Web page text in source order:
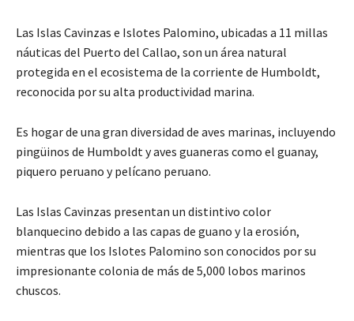
Las Islas Cavinzas e Islotes Palomino, ubicadas a 11 millas
náuticas del Puerto del Callao, son un área natural
protegida en el ecosistema de la corriente de Humboldt,
reconocida por su alta productividad marina.
Es hogar de una gran diversidad de aves marinas, incluyendo
pingüinos de Humboldt y aves guaneras como el guanay,
piquero peruano y pelícano peruano.
Las Islas Cavinzas presentan un distintivo color
blanquecino debido a las capas de guano y la erosión,
mientras que los Islotes Palomino son conocidos por su
impresionante colonia de más de 5,000 lobos marinos
chuscos.